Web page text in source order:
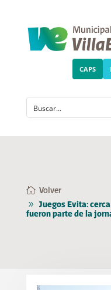
CAPS
Volver
Juegos Evita:
fueron parte de la